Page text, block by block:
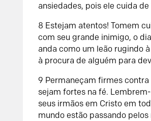
ansiedades, pois ele cuida de
8 Estejam atentos! Tomem
com seu grande inimigo, o
anda como um leão rugindo
à procura de alguém para
9 Permaneçam firmes contra
sejam fortes na fé.
seus irmãos em Cristo em
mundo estão passando